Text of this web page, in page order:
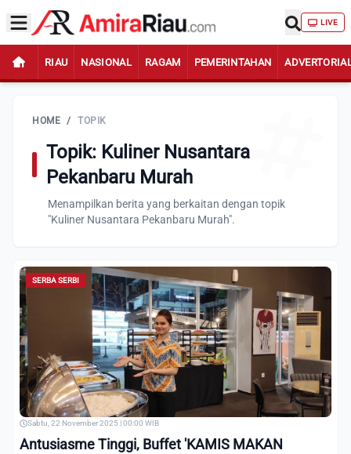
LIVE
RIAU NASIONAL RAGAM PEMERINTAHAN
HOME / TOPIK
Topik: Kuliner Nusantara
Pekanbaru Murah
Menampilkan berita yang berkaitan dengan topik
"Kuliner Nusantara Pekanbaru Murah".
SERBA SERBI
Sabtu, 22 November 2025 | 00:00 WIB
Antusiasme Tinggi, Buffet 'KAMIS MAKAN